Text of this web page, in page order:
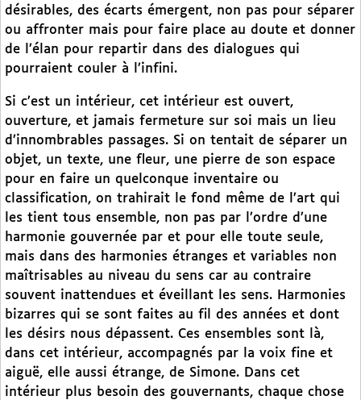
désirables, des écarts émergent, non pas pour séparer
ou affronter mais pour faire place au doute et donner
de l’élan pour repartir dans des dialogues qui
pourraient couler à l’infini.
Si c’est un intérieur, cet intérieur est ouvert,
ouverture, et jamais fermeture sur soi mais un lieu
d’innombrables passages. Si on tentait de séparer un
objet, un texte, une fleur, une pierre de son espace
pour en faire un quelconque inventaire ou
classification, on trahirait le fond même de l’art qui
les tient tous ensemble, non pas par l’ordre d’une
harmonie gouvernée par et pour elle toute seule,
mais dans des harmonies étranges et variables non
maîtrisables au niveau du sens car au contraire
souvent inattendues et éveillant les sens. Harmonies
bizarres qui se sont faites au fil des années et dont
les désirs nous dépassent. Ces ensembles sont là,
dans cet intérieur, accompagnés par la voix fine et
aiguë, elle aussi étrange, de Simone. Dans cet
intérieur plus besoin des gouvernants, chaque chose